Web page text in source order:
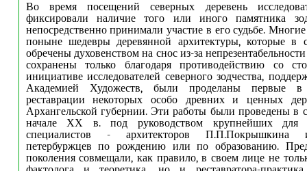
Во время посещений северных деревень
фиксировали наличие того или иного памятника
непосредственно принимали участие в его судьбе.
поныне шедевры деревянной архитектуры, которые в
обречены духовенством на снос из-за
сохранены только благодаря противодействию со
инициативе исследователей северного зодчества,
Академией Художеств, были проделаны первые
реставрации некоторых особо древних и ценных
Архангельской губернии. Эти работы были проведены в
начале ХХ в. под руководством крупнейших для
специалистов - архитекторов П.П.Покрышкина
петербуржцев по рождению или по образованию.
поколения совмещали, как правило, в своем лице не